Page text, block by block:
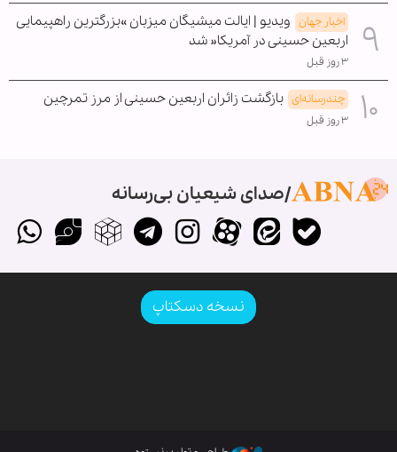
اخبار جهان ویدیو | ایالت میشیگان میزبان »بزرگترین راهپیمایی
اربعین حسینی در آمریکا« شد
۳ روز قبل
چندرسانه‌ای بازگشت زائران اربعین حسینی از مرز تمرچین
۳ روز قبل
صدای شیعیان بی‌رسانه
نسخه دسکتاپ